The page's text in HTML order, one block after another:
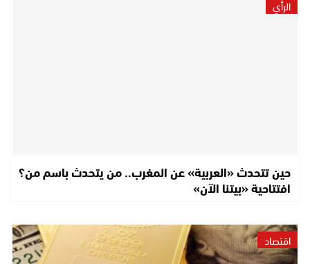
الرأي
حين تتحدث «العربية» عن المغرب.. من يتحدث باسم من؟
افتتاحية «بيتنا الآن»
اقتصاد